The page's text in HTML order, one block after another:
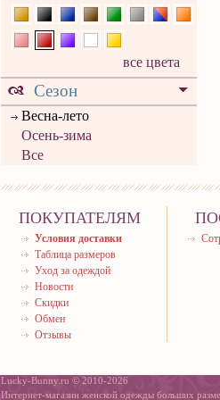
все цвета
Сезон
Весна-лето
Осень-зима
Все
ПОКУПАТЕЛЯМ
Условия доставки
Таблица размеров
Уход за одеждой
Новости
Скидки
Обмен
Отзывы
Lucky-Bunny.ru © 2010-2026
Интернет-магазин женской одежды больших